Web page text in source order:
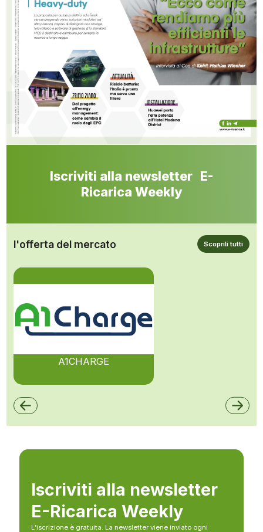
Iscriviti alla newsletter E-
Ricarica Weekly
l'offerta del mercato Scoprili tutti
A1CHARGE
Iscriviti alla newsletter
E-Ricarica Weekly
L’iscrizione è gratuita. La newsletter viene inviato ogni